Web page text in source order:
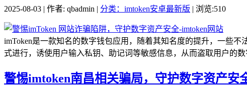
2025-08-03 | 作者: qbadmin | 分类：imtoken安卓最新版 | 浏览:510
imToken是一款知名的数字钱包应用，随着其知名度的提升，一些
式进行，诱使用户输入私钥、助记词等敏感信息，从而盗取用户的
警惕imtoken南昌相关骗局，守护数字资产安